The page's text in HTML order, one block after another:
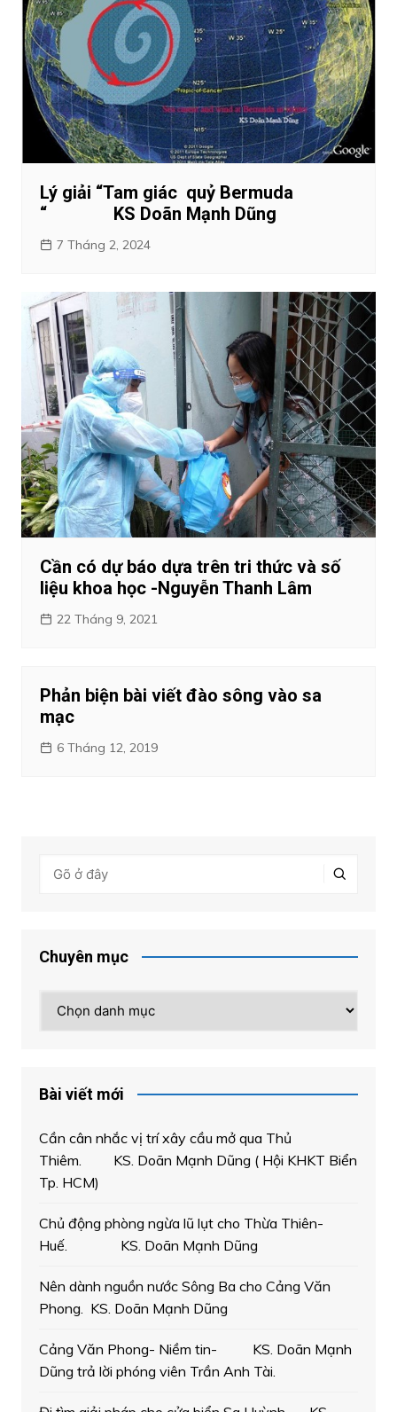
Lý giải “Tam giác quỷ Bermuda
“ KS Doãn Mạnh Dũng
7 Tháng 2, 2024
Cần có dự báo dựa trên tri thức và số
liệu khoa học -Nguyễn Thanh Lâm
22 Tháng 9, 2021
Phản biện bài viết đào sông vào sa
mạc
6 Tháng 12, 2019
Chuyên mục
mục
Bài viết mới
Cần cân nhắc vị trí xây cầu mở qua Thủ
Thiêm. KS. Doãn Mạnh Dũng ( Hội KHKT Biển
Tp. HCM)
Chủ động phòng ngừa lũ lụt cho Thừa Thiên-
Huế. KS. Doãn Mạnh Dũng
Nên dành nguồn nước Sông Ba cho Cảng Văn
Phong. KS. Doãn Mạnh Dũng
Cảng Văn Phong- Niềm tin- KS. Doãn Mạnh
Dũng trả lời phóng viên Trần Anh Tài.